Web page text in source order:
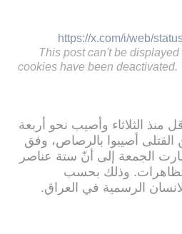
https://x.com/i/web/
This post can't be
cookies have been deactivated.
منذ الثلاثاء وأصيب نحو أربعة
القتلى أصيبوا بالرصاص، وفق
الجمعة إلى أنّ ستة عناصر
وذلك بحسب
الرسمية في العراق.